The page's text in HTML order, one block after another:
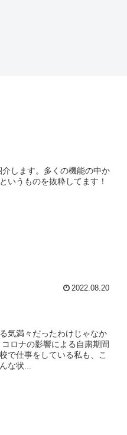
します。多くの機能の中か
いうものを抜粋してます！
2022.08.20
気満々だったわけじゃなか
ロナの影響による自粛期間
で仕事をしている私も、こ
な状...